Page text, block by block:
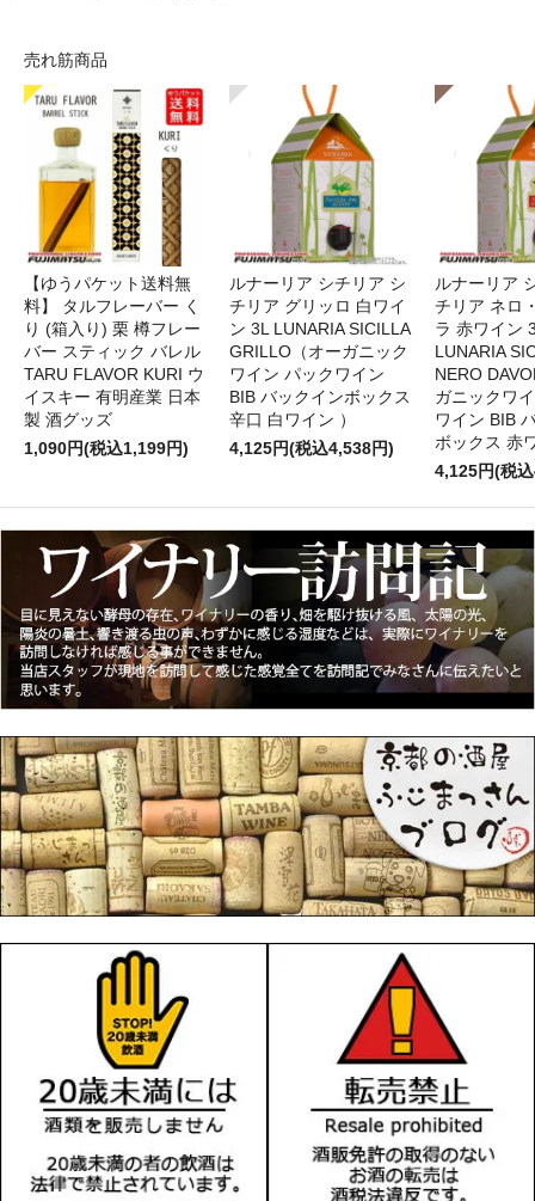
売れ筋商品
【ゆうパケット送料無
料】 タルフレーバー く
り (箱入り) 栗 樽フレー
バー スティック バレル
TARU FLAVOR KURI ウ
イスキー 有明産業 日本
製 酒グッズ
1,090円(税込1,199円)
ルナーリア シチリア シ
チリア グリッロ 白ワイ
ン 3L LUNARIA SICILLA
GRILLO（オーガニック
ワイン パックワイン
BIB バックインボックス
辛口 白ワイン ）
4,125円(税込4,538円)
ルナーリア
チリア ネロ
ラ 赤ワイ
LUNARIA
NERO
ガニックワ
ワイン BIB
ボックス 赤
4,125円(税